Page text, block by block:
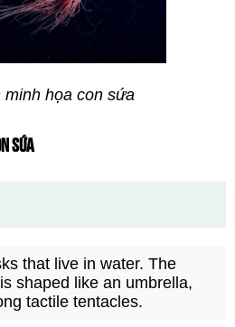
minh họa con sứa
SỨA
that live in water. The
shaped like an umbrella,
tactile tentacles.